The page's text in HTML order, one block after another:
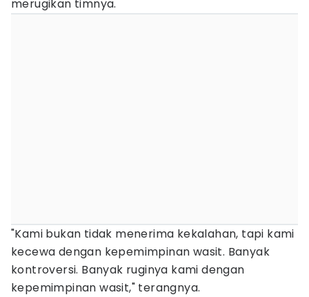
merugikan timnya.
"Kami bukan tidak menerima kekalahan, tapi kami
kecewa dengan kepemimpinan wasit. Banyak
kontroversi. Banyak ruginya kami dengan
kepemimpinan wasit," terangnya.